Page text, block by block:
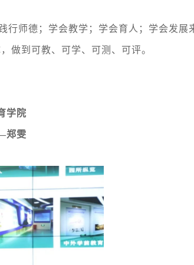
行师德；学会教学；学会育人；学会发展
做到可教、可学、可测、可评。
学院
雯